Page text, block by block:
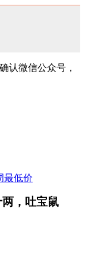
认微信公众号，
最低价
，吐宝鼠